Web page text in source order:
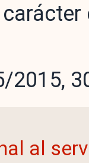
2015,
al